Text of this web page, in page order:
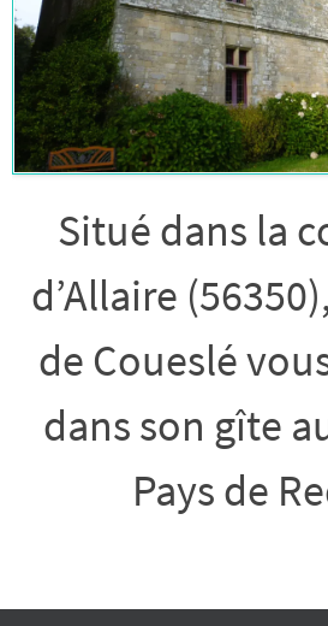
Situé dans la
d’Allaire
de Coueslé
dans son gîte
Pays de